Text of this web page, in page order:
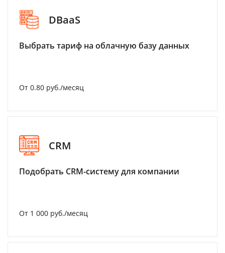
DBaaS
Выбрать тариф на облачную базу данных
От 0.80 руб./месяц
CRM
Подобрать CRM-систему для компании
От 1 000 руб./месяц